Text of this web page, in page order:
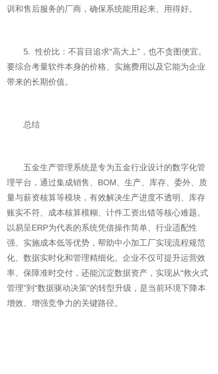
训和售后服务的厂商，确保系统能用起来、用得好。
5. 性价比：不盲目追求“高大上”，也不贪图便宜。
要综合考量软件本身的价格、实施费用以及它能为企业
带来的长期价值。
总结
五金生产管理系统是专为五金行业设计的数字化管
理平台，通过集成销售、BOM、生产、库存、委外、质
量与薪资核算等模块，有效解决生产进度不透明、库存
账实不符、成本核算模糊、计件工资出错等核心难题。
以易呈ERP为代表的系统凭借操作简单、行业适配性
强、实施成本低等优势，帮助中小加工厂实现流程规范
化、数据实时化和管理精细化。企业不仅可提升运营效
率、保障准时交付，还能沉淀数据资产，实现从“救火式
管理”到“数据驱动决策”的转型升级，是当前环境下降本
增效、增强竞争力的关键路径。